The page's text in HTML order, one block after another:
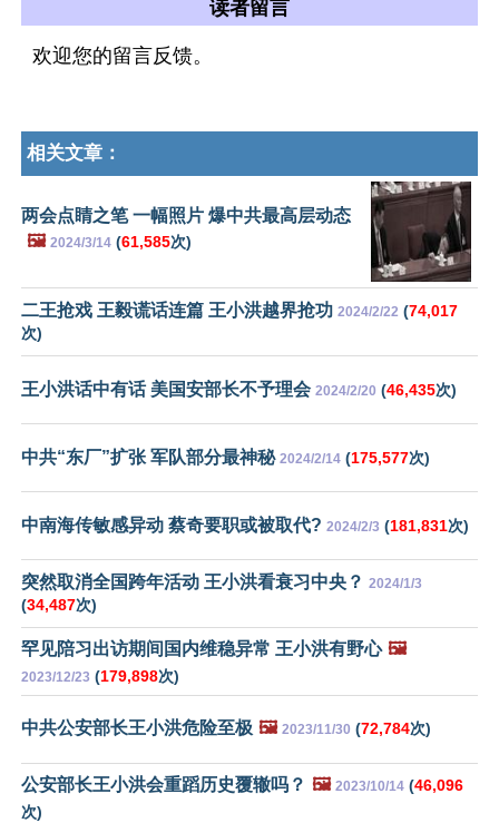
读者留言
欢迎您的留言反馈。
相关文章：
两会点睛之笔 一幅照片 爆中共最高层动态
🖼️ 2024/3/14 (61,585次)
二王抢戏 王毅谎话连篇 王小洪越界抢功 2024/2/22 (74,017
次)
王小洪话中有话 美国安部长不予理会 2024/2/20 (46,435次)
中共“东厂”扩张 军队部分最神秘 2024/2/14 (175,577次)
中南海传敏感异动 蔡奇要职或被取代? 2024/2/3 (181,831次)
突然取消全国跨年活动 王小洪看衰习中央？ 2024/1/3
(34,487次)
罕见陪习出访期间国内维稳异常 王小洪有野心 🖼️
2023/12/23 (179,898次)
中共公安部长王小洪危险至极 🖼️ 2023/11/30 (72,784次)
公安部长王小洪会重蹈历史覆辙吗？ 🖼️ 2023/10/14 (46,096
次)